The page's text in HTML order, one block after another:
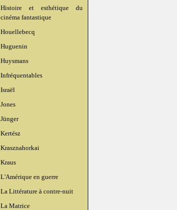
Histoire et esthétique du
cinéma fantastique
Houellebecq
Huguenin
Huysmans
Infréquentables
Israël
Jones
Jünger
Kertész
Krasznahorkai
Kraus
L'Amérique en guerre
La Littérature à contre-nuit
La Matrice